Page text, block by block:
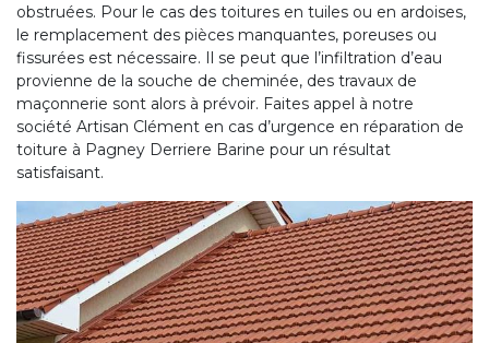
obstruées. Pour le cas des toitures en tuiles ou en ardoises,
le remplacement des pièces manquantes, poreuses ou
fissurées est nécessaire. Il se peut que l’infiltration d’eau
provienne de la souche de cheminée, des travaux de
maçonnerie sont alors à prévoir. Faites appel à notre
société Artisan Clément en cas d’urgence en réparation de
toiture à Pagney Derriere Barine pour un résultat
satisfaisant.